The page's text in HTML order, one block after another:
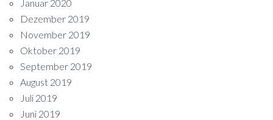
Januar 2020
Dezember 2019
November 2019
Oktober 2019
September 2019
August 2019
Juli 2019
Juni 2019